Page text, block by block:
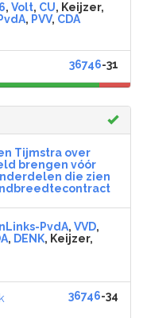
, Volt, CU, Keijzer,
, PVV, CDA
36746-31
Tijmstra over
brengen vóór
die zien
PvdA, VVD,
, DENK, Keijzer,
36746-34